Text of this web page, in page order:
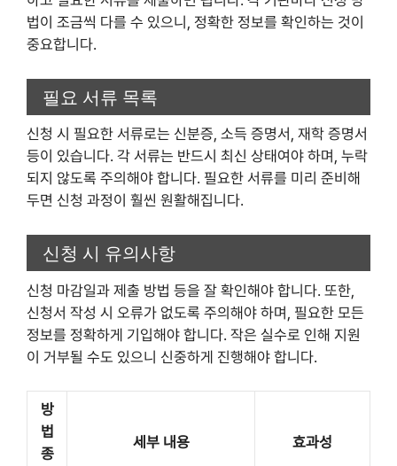
법이 조금씩 다를 수 있으니, 정확한 정보를 확인하는 것이
중요합니다.
필요 서류 목록
신청 시 필요한 서류로는 신분증, 소득 증명서, 재학 증명서
등이 있습니다. 각 서류는 반드시 최신 상태여야 하며, 누락
되지 않도록 주의해야 합니다. 필요한 서류를 미리 준비해
두면 신청 과정이 훨씬 원활해집니다.
신청 시 유의사항
신청 마감일과 제출 방법 등을 잘 확인해야 합니다. 또한,
신청서 작성 시 오류가 없도록 주의해야 하며, 필요한 모든
정보를 정확하게 기입해야 합니다. 작은 실수로 인해 지원
이 거부될 수도 있으니 신중하게 진행해야 합니다.
방
법
종
세부 내용 효과성